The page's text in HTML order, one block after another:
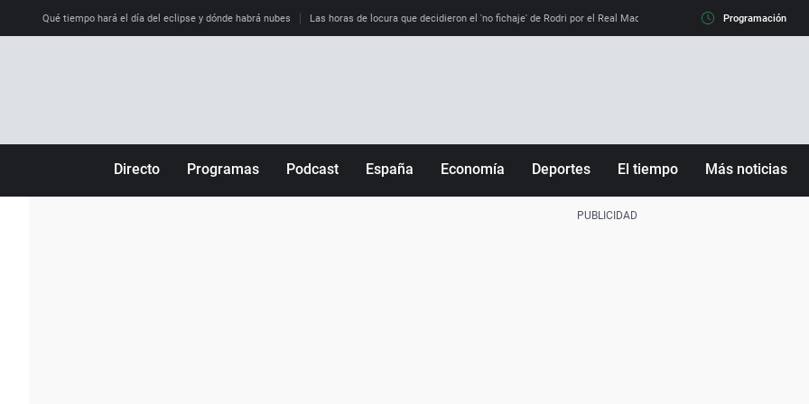
Qué tiempo hará el día del eclipse y dónde habrá nubes Las horas de locura que decidieron el 'no fichaje' de Rodri por el Real Madrid y su 'sí' al Barça La llamada
Programación
Directo Programas Podcast España Economía Deportes El tiempo Más noticias